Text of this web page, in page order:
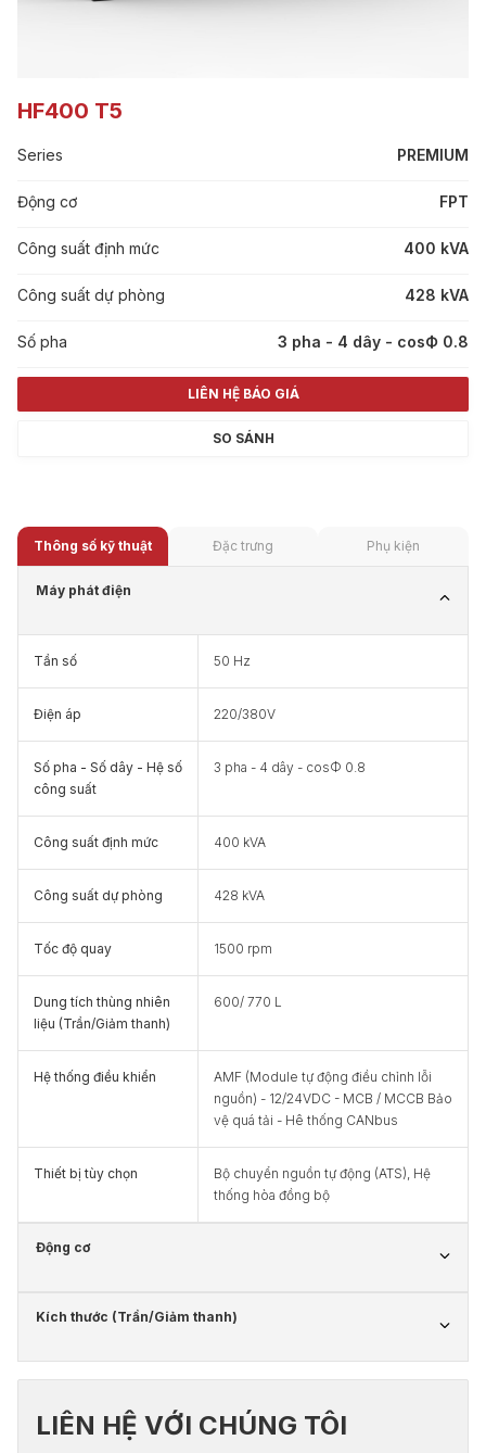
HF400 T5
Series PREMIUM
Động cơ FPT
Công suất định mức 400 kVA
Công suất dự phòng 428 kVA
Số pha 3 pha - 4 dây - cosФ 0.8
LIÊN HỆ BÁO GIÁ
SO SÁNH
Thông số kỹ thuật Đặc trưng Phụ kiện
Máy phát điện
Tần số 50 Hz
Điện áp 220/380V
Số pha - Số dây - Hệ số
công suất
3 pha - 4 dây - cosФ 0.8
Công suất định mức 400 kVA
Công suất dự phòng 428 kVA
Tốc độ quay 1500 rpm
Dung tích thùng nhiên
liệu (Trần/Giảm thanh)
600/ 770 L
Hệ thống điều khiển
AMF (Module tự động điều chỉnh lỗi
nguồn) - 12/24VDC - MCB / MCCB Bảo
vệ quá tải - Hê thống CANbus
Thiết bị tùy chọn
Bộ chuyển nguồn tự động (ATS), Hệ
thống hòa đồng bộ
Động cơ
Kích thước (Trần/Giảm thanh)
LIÊN HỆ VỚI CHÚNG TÔI